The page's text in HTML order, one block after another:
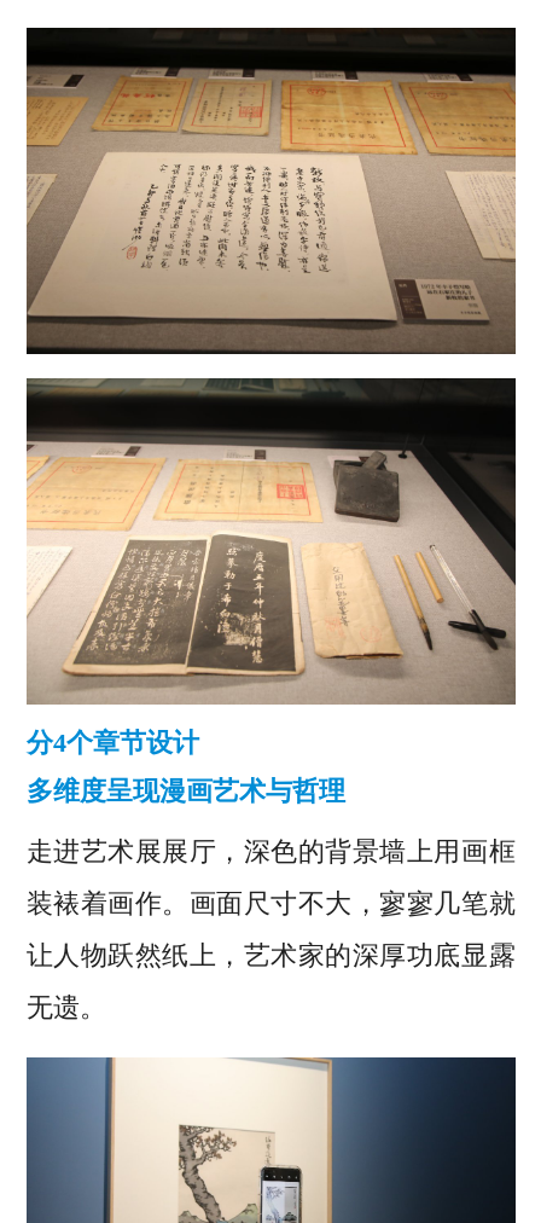
分4个章节设计
多维度呈现漫画艺术与哲理
走进艺术展展厅，深色的背景墙上用画框
装裱着画作。画面尺寸不大，寥寥几笔就
让人物跃然纸上，艺术家的深厚功底显露
无遗。